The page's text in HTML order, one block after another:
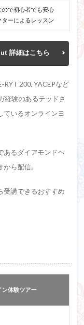
ので初心者でも安心
ターによるレッスン
詳細はこちら
RYT 200, YACEPなど
経験のあるテッドさ
ているオンラインヨ
あるダイアモンドヘ
ら配信。
受講できるおすすめ
体験ツアー